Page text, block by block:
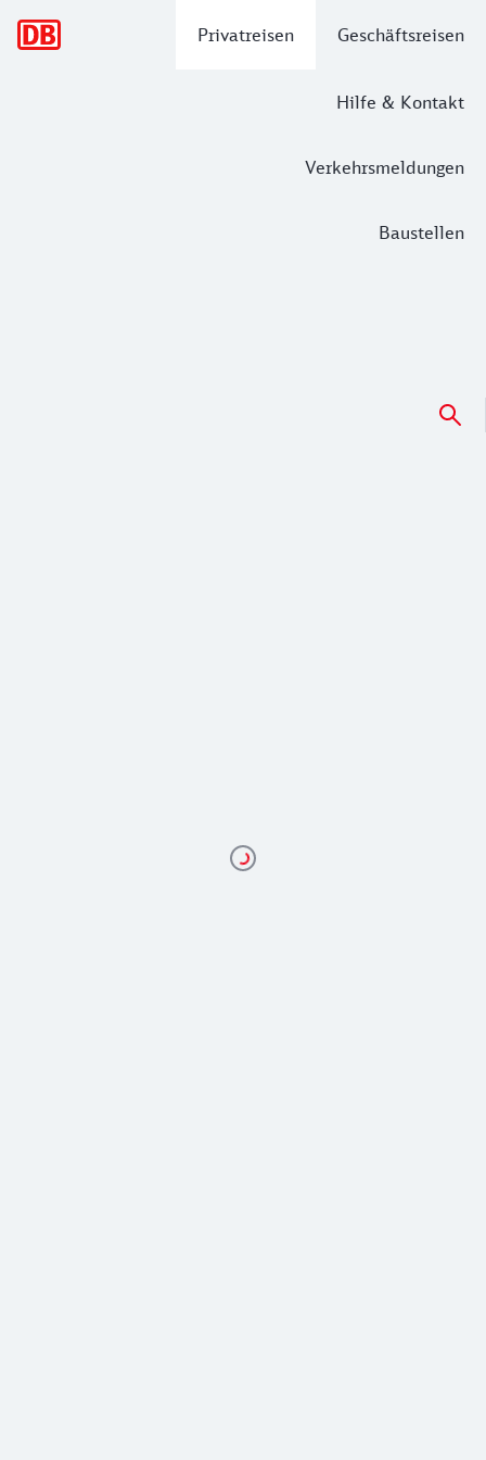
Privatreisen Geschäftsreisen
Hilfe & Kontakt
Verkehrsmeldungen
Baustellen